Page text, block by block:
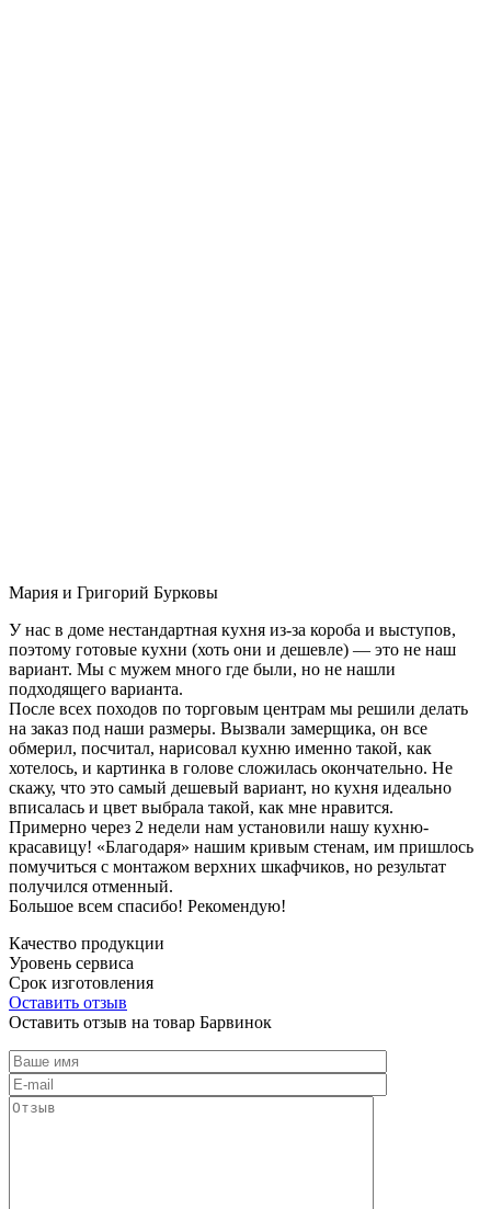
Мария и Григорий Бурковы
У нас в доме нестандартная кухня из-за короба и выступов,
поэтому готовые кухни (хоть они и дешевле) — это не наш
вариант. Мы с мужем много где были, но не нашли
подходящего варианта.
После всех походов по торговым центрам мы решили делать
на заказ под наши размеры. Вызвали замерщика, он все
обмерил, посчитал, нарисовал кухню именно такой, как
хотелось, и картинка в голове сложилась окончательно. Не
скажу, что это самый дешевый вариант, но кухня идеально
вписалась и цвет выбрала такой, как мне нравится.
Примерно через 2 недели нам установили нашу кухню-
красавицу! «Благодаря» нашим кривым стенам, им пришлось
помучиться с монтажом верхних шкафчиков, но результат
получился отменный.
Большое всем спасибо! Рекомендую!
Качество продукции
Уровень сервиса
Срок изготовления
Оставить отзыв
Оставить отзыв на товар Барвинок